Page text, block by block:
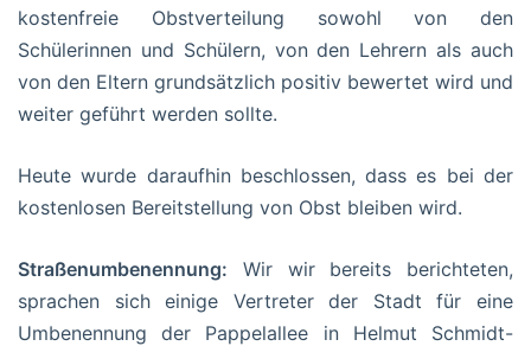
kostenfreie Obstverteilung sowohl von den
Schülerinnen und Schülern, von den Lehrern als auch
von den Eltern grundsätzlich positiv bewertet wird und
weiter geführt werden sollte.
Heute wurde daraufhin beschlossen, dass es bei der
kostenlosen Bereitstellung von Obst bleiben wird.
Straßenumbenennung: Wir wir bereits berichteten,
sprachen sich einige Vertreter der Stadt für eine
Umbenennung der Pappelallee in Helmut Schmidt-